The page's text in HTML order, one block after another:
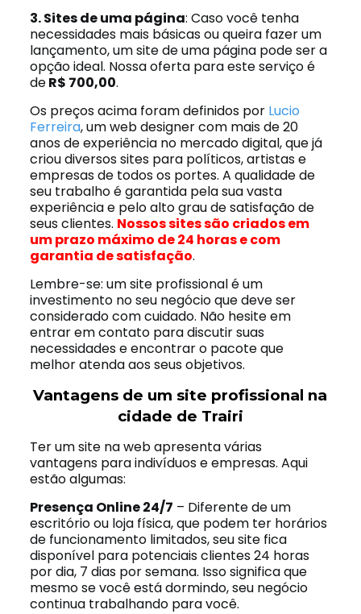
3. Sites de uma página: Caso você tenha
necessidades mais básicas ou queira fazer um
lançamento, um site de uma página pode ser a
opção ideal. Nossa oferta para este serviço é
deR$ 700,00.
Os preços acima foram definidos por Lucio
Ferreira, um web designer com mais de 20
anos de experiência no mercado digital, que já
criou diversos sites para políticos, artistas e
empresas de todos os portes. A qualidade de
seu trabalho é garantida pela sua vasta
experiência e pelo alto grau de satisfação de
seus clientes. Nossos sites são criados em
um prazo máximo de 24 horas e com
garantia de satisfação.
Lembre-se: um site profissional é um
investimento no seu negócio que deve ser
considerado com cuidado. Não hesite em
entrar em contato para discutir suas
necessidades e encontrar o pacote que
melhor atenda aos seus objetivos.
Vantagens de um site profissional na
cidade de Trairi
Ter um site na web apresenta várias
vantagens para indivíduos e empresas. Aqui
estão algumas:
Presença Online 24/7 – Diferente de um
escritório ou loja física, que podem ter horários
de funcionamento limitados, seu site fica
disponível para potenciais clientes 24 horas
por dia, 7 dias por semana. Isso significa que
mesmo se você está dormindo, seu negócio
continua trabalhando para você.